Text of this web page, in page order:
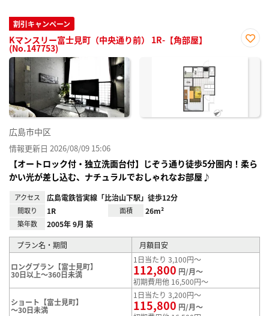
割引キャンペーン
Kマンスリー富士見町（中央通り前） 1R-【角部屋】
(No.147753)
に入
広島市中区
情報更新日 2026/08/09 15:06
【オートロック付・独立洗面台付】じぞう通り徒歩5分圏内！柔ら
かい光が差し込む、ナチュラルでおしゃれなお部屋♪
アクセス 広島電鉄皆実線「比治山下駅」徒歩12分
間取り 1R 面積 26m²
築年数 2005年 9月 築
プラン名・期間 月額目安
ロングプラン【富士見町】
30日以上～360日未満
1日当たり 3,100円～
112,800 円/月～
初期費用他 16,500円～
ショート【富士見町】
～30日未満
1日当たり 3,200円～
115,800 円/月～